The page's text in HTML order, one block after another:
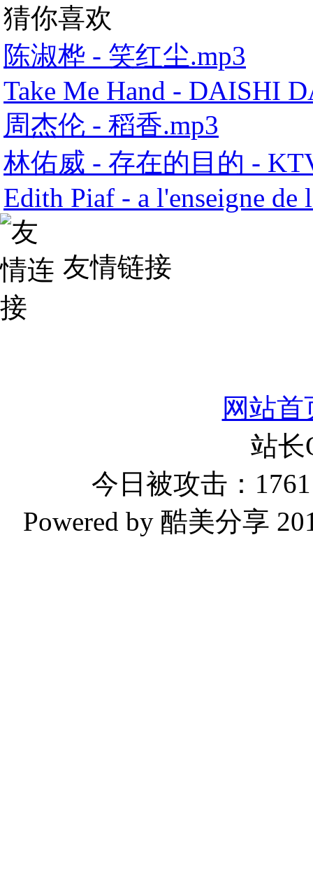
猜你喜欢
陈淑桦 - 笑红尘.mp3
Take Me Hand - DAISHI
周杰伦 - 稻香.mp3
林佑威 - 存在的目的 -
Edith Piaf - a l'enseigne de
友情链接
网站首
站
今日被攻击：
Powered by 酷美分享